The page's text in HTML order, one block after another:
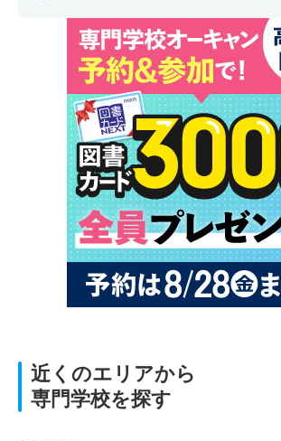
近くのエリアから
専門学校を探す